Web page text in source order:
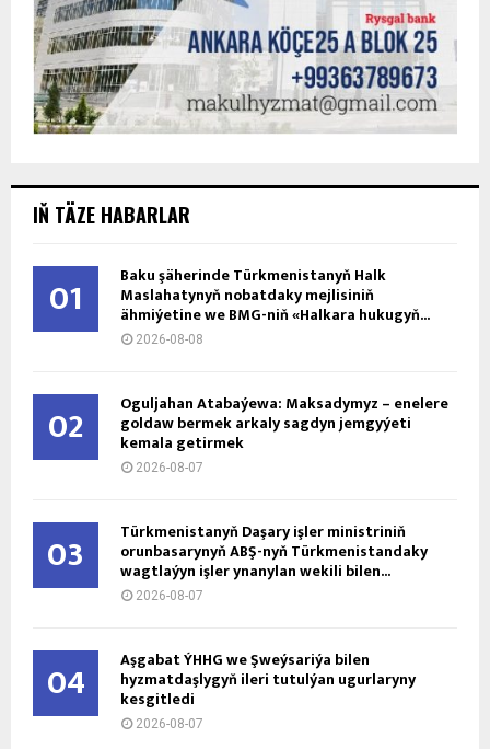
IŇ TÄZE HABARLAR
01 Baku şäherinde Türkmenistanyň Halk
Maslahatynyň nobatdaky mejlisiniň
ähmiýetine we BMG-niň «Halkara hukugyň...
2026-08-08
02 Oguljahan Atabaýewa: Maksadymyz – enelere
goldaw bermek arkaly sagdyn jemgyýeti
kemala getirmek
2026-08-07
03 Türkmenistanyň Daşary işler ministriniň
orunbasarynyň ABŞ-nyň Türkmenistandaky
wagtlaýyn işler ynanylan wekili bilen...
2026-08-07
04 Aşgabat ÝHHG we Şweýsariýa bilen
hyzmatdaşlygyň ileri tutulýan ugurlaryny
kesgitledi
2026-08-07